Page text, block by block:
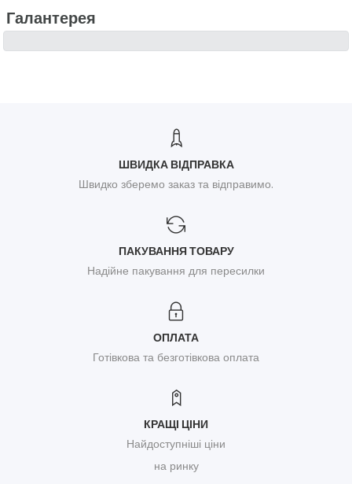
Галантерея
ШВИДКА ВІДПРАВКА
Швидко зберемо заказ та відправимо.
ПАКУВАННЯ ТОВАРУ
Надійне пакування для пересилки
ОПЛАТА
Готівкова та безготівкова оплата
КРАЩІ ЦІНИ
Найдоступніші ціни
на ринку